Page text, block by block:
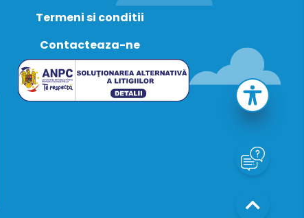
Termeni si conditii
Contacteaza-ne